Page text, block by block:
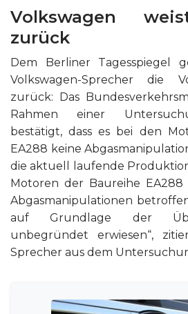
Volkswagen
zurück
Dem Berliner Tagesspiegel
Volkswagen-Sprecher die
zurück: Das
Rahmen einer
bestätigt, dass es bei den
EA288 keine
die aktuell laufende
Motoren der Baureihe EA288
Abgasmanipulationen
auf Grundlage der
unbegründet erwiesen“,
Sprecher aus dem